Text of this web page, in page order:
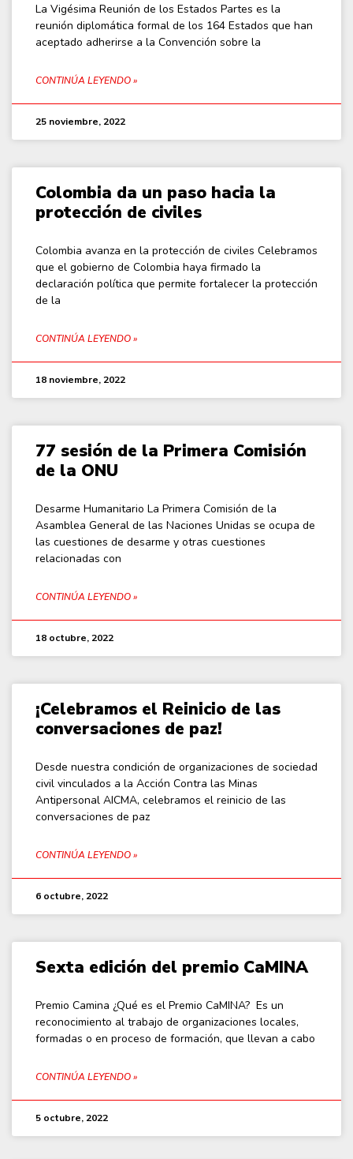
La Vigésima Reunión de los Estados Partes es la
reunión diplomática formal de los 164 Estados que han
aceptado adherirse a la Convención sobre la
CONTINÚA LEYENDO »
25 noviembre, 2022
Colombia da un paso hacia la
protección de civiles
Colombia avanza en la protección de civiles Celebramos
que el gobierno de Colombia haya firmado la
declaración política que permite fortalecer la protección
de la
CONTINÚA LEYENDO »
18 noviembre, 2022
77 sesión de la Primera Comisión
de la ONU
Desarme Humanitario La Primera Comisión de la
Asamblea General de las Naciones Unidas se ocupa de
las cuestiones de desarme y otras cuestiones
relacionadas con
CONTINÚA LEYENDO »
18 octubre, 2022
¡Celebramos el Reinicio de las
conversaciones de paz!
Desde nuestra condición de organizaciones de sociedad
civil vinculados a la Acción Contra las Minas
Antipersonal AICMA, celebramos el reinicio de las
conversaciones de paz
CONTINÚA LEYENDO »
6 octubre, 2022
Sexta edición del premio CaMINA
Premio Camina ¿Qué es el Premio CaMINA? Es un
reconocimiento al trabajo de organizaciones locales,
formadas o en proceso de formación, que llevan a cabo
CONTINÚA LEYENDO »
5 octubre, 2022